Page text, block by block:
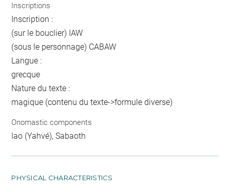
Inscriptions
Inscription :
(sur le bouclier) IAW
(sous le personnage) CABAW
Langue :
grecque
Nature du texte :
magique (contenu du texte->formule diverse)
Onomastic components
Iao (Yahvé), Sabaoth
PHYSICAL CHARACTERISTICS